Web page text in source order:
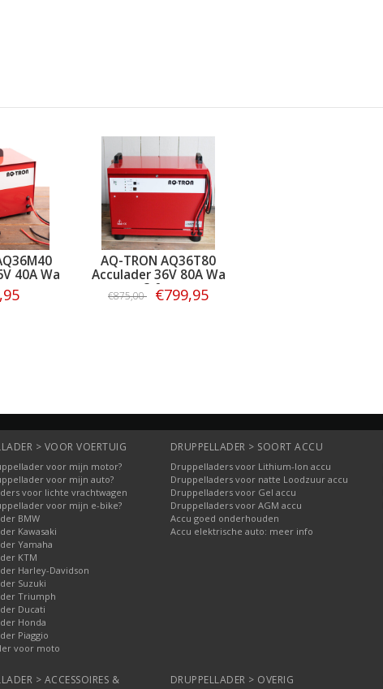
40A Wa
AQ-TRON AQ36T80
Acculader 36V 80A Wa
- 3 fase
€875,00 €799,95
> VOOR VOERTUIG
voor mijn motor?
voor mijn auto?
voor lichte vrachtwagen
voor mijn e-bike?
BMW
Kawasaki
Yamaha
KTM
Harley-Davidson
Suzuki
Triumph
Ducati
Honda
Piaggio
voor moto
DRUPPELLADER > SOORT ACCU
Druppelladers voor Lithium-Ion accu
Druppelladers voor natte Loodzuur accu
Druppelladers voor Gel accu
Druppelladers voor AGM accu
Accu goed onderhouden
Accu elektrische auto: meer info
> ACCESSOIRES &
DRUPPELLADER > OVERIG